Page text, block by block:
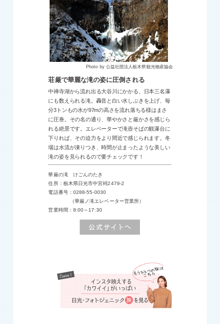
Photo by 公益社団法人栃木県観光物産協会
荘厳で華麗な滝の姿に圧倒される
中禅寺湖から流れ出る大谷川にかかる、日本三名瀑
にも数えられる滝。轟音と白い水しぶきを上げ、毎
分3トンもの水が97mの高さを流れ落ちる様はまさ
に圧巻。その名の通り、華やかさと厳かさを感じら
れる絶景です。エレベーターで滝壺そばの観瀑台に
下りれば、その迫力をより間近で感じられます。冬
場は水流が凍りつき、時間が止まったような美しい
滝の姿を見られるので要チェックです！
華厳の滝 けごんのたき
住所：栃木県日光市中宮祠2479-2
電話番号：0288-55-0030
（華厳ノ滝エレベーター営業所）
営業時間：8:00～17:30